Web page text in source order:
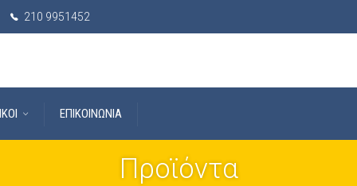
210 9951452
ΕΠΙΚΟΙΝΩΝΙΑ
Προϊόντα